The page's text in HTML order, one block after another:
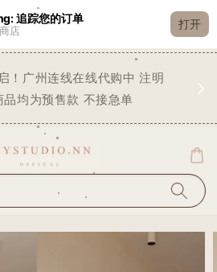
追踪您的订单
店
打开
！广州连线在线代购中 注明
品均为预售款 不接急单